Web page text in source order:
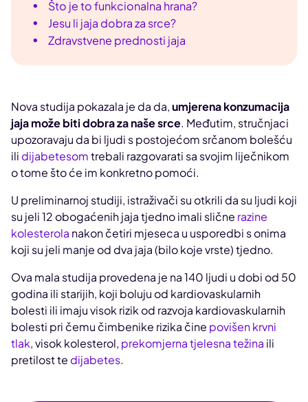
Što je to funkcionalna hrana?
Jesu li jaja dobra za srce?
Zdravstvene prednosti jaja
Nova studija pokazala je da da,umjerena konzumacija
jaja može biti dobra za naše srce. Međutim, stručnjaci
upozoravaju da bi ljudi s postojećom srčanom bolešću
ili dijabetesomtrebali razgovarati sa svojim liječnikom
o tome što će im konkretno pomoći.
U preliminarnoj studiji, istraživači su otkrili da su ljudi koji
su jeli 12 obogaćenih jaja tjedno imali slične razine
kolesterola nakon četiri mjeseca u usporedbi s onima
koji su jeli manje od dva jaja (bilo koje vrste) tjedno.
Ova mala studija provedena je na 140 ljudi u dobi od 50
godina ili starijih, koji boluju od kardiovaskularnih
bolesti ili imaju visok rizik od razvoja kardiovaskularnih
bolesti pri čemu čimbenike rizika čine povišen krvni
tlak, visok kolesterol, prekomjerna tjelesna težina ili
pretilost te dijabetes.